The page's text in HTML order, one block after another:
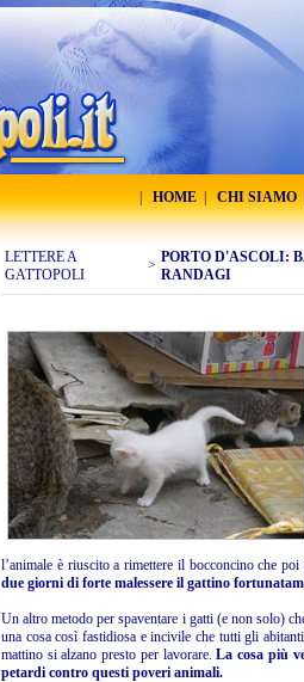
HOME CHI SIAMO
LETTERE A
GATTOPOLI
> PORTO D'ASCOLI:
RANDAGI
l’animale è riuscito a rimettere il bocconcino che
due giorni di forte malessere il gattino
Un altro metodo per spaventare i gatti (e non solo)
una cosa così fastidiosa e incivile che tutti gli
mattino si alzano presto per lavorare.La cosa più
petardi contro questi poveri animali.